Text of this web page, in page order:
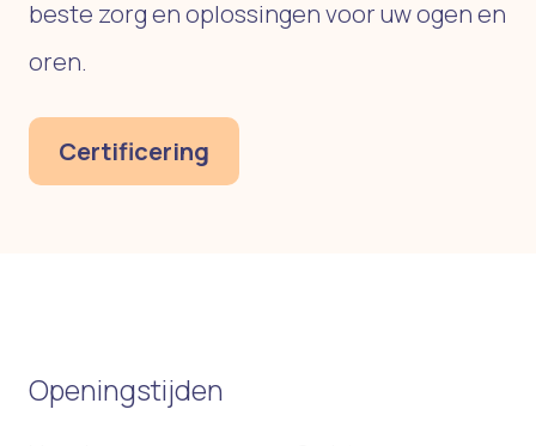
beste zorg en oplossingen voor uw ogen en
oren.
Certificering
Openingstijden